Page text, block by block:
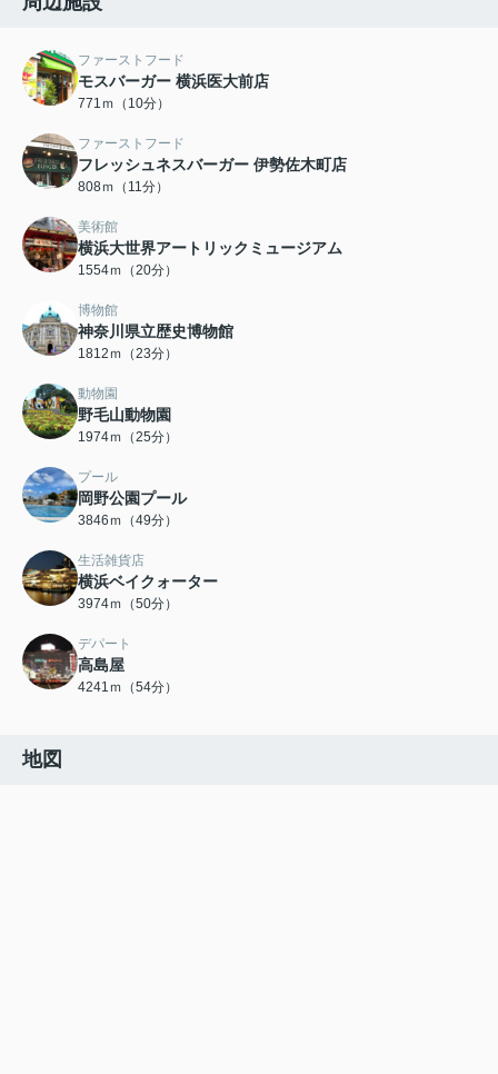
ファーストフード
モスバーガー 横浜医大前店
771ｍ（10分）
ファーストフード
フレッシュネスバーガー 伊勢佐木町店
808ｍ（11分）
美術館
横浜大世界アートリックミュージアム
1554ｍ（20分）
博物館
神奈川県立歴史博物館
1812ｍ（23分）
動物園
野毛山動物園
1974ｍ（25分）
プール
岡野公園プール
3846ｍ（49分）
生活雑貨店
横浜ベイクォーター
3974ｍ（50分）
デパート
高島屋
4241ｍ（54分）
地図